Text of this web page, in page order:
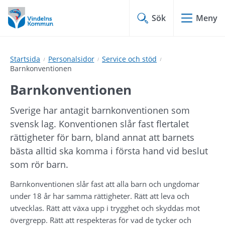
Hoppa
till
innehåll
Hoppa
till
undermeny
Sök Meny
Startsida Personalsidor
Service och stöd
Barnkonventionen
Barnkonventionen
Sverige har antagit barnkonventionen som
svensk lag. Konventionen slår fast flertalet
rättigheter för barn, bland annat att barnets
bästa alltid ska komma i första hand vid beslut
som rör barn.
Barnkonventionen slår fast att alla barn och ungdomar
under 18 år har samma rättigheter. Rätt att leva och
utvecklas. Rätt att växa upp i trygghet och skyddas mot
övergrepp. Rätt att respekteras för vad de tycker och